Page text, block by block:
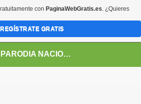
LA PARODIA NACIONAL
con PaginaWebGratis.es. ¿Quieres
REGÍSTRATE GRATIS